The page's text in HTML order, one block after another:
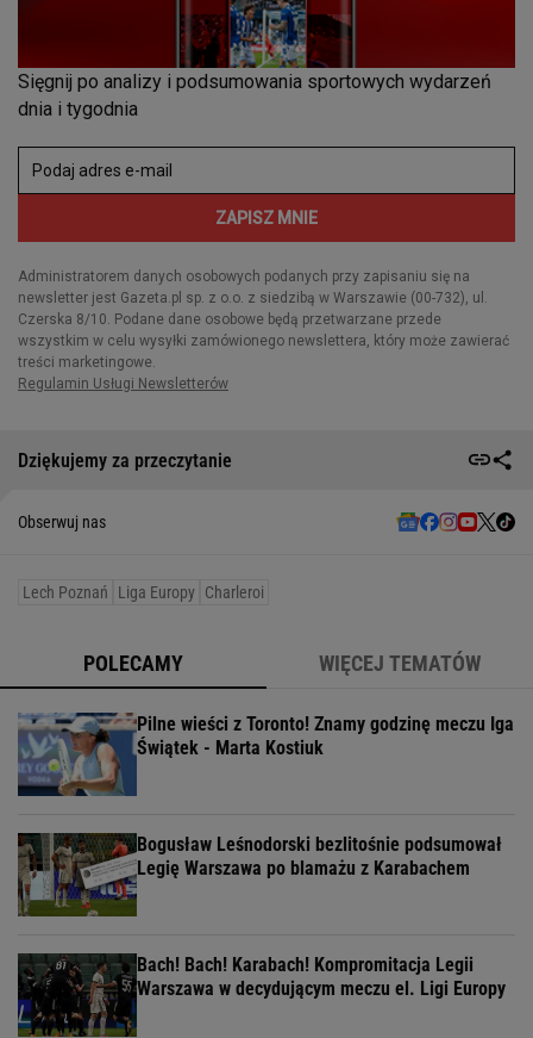
Dziękujemy za przeczytanie
Obserwuj nas
Lech Poznań Liga Europy Charleroi
POLECAMY WIĘCEJ TEMATÓW
Pilne wieści z Toronto! Znamy godzinę meczu Iga
Świątek - Marta Kostiuk
Bogusław Leśnodorski bezlitośnie podsumował
Legię Warszawa po blamażu z Karabachem
Bach! Bach! Karabach! Kompromitacja Legii
Warszawa w decydującym meczu el. Ligi Europy